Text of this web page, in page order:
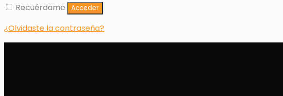
Recuérdame
Acceder
¿Olvidaste la contraseña?